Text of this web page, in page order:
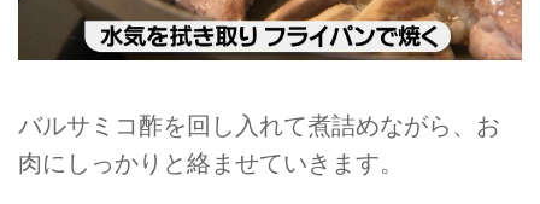
バルサミコ酢を回し入れて煮詰めながら、お
肉にしっかりと絡ませていきます。